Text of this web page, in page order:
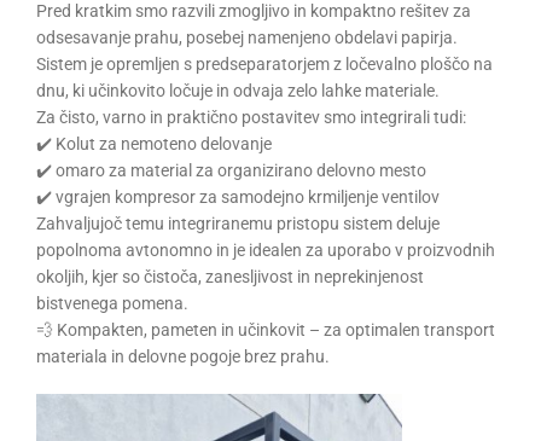
Pred kratkim smo razvili zmogljivo in kompaktno rešitev za
odsesavanje prahu, posebej namenjeno obdelavi papirja.
Sistem je opremljen s predseparatorjem z ločevalno ploščo na
dnu, ki učinkovito ločuje in odvaja zelo lahke materiale.
Za čisto, varno in praktično postavitev smo integrirali tudi:
✔️ Kolut za nemoteno delovanje
✔️ omaro za material za organizirano delovno mesto
✔️ vgrajen kompresor za samodejno krmiljenje ventilov
Zahvaljujoč temu integriranemu pristopu sistem deluje
popolnoma avtonomno in je idealen za uporabo v proizvodnih
okoljih, kjer so čistoča, zanesljivost in neprekinjenost
bistvenega pomena.
💨 Kompakten, pameten in učinkovit – za optimalen transport
materiala in delovne pogoje brez prahu.